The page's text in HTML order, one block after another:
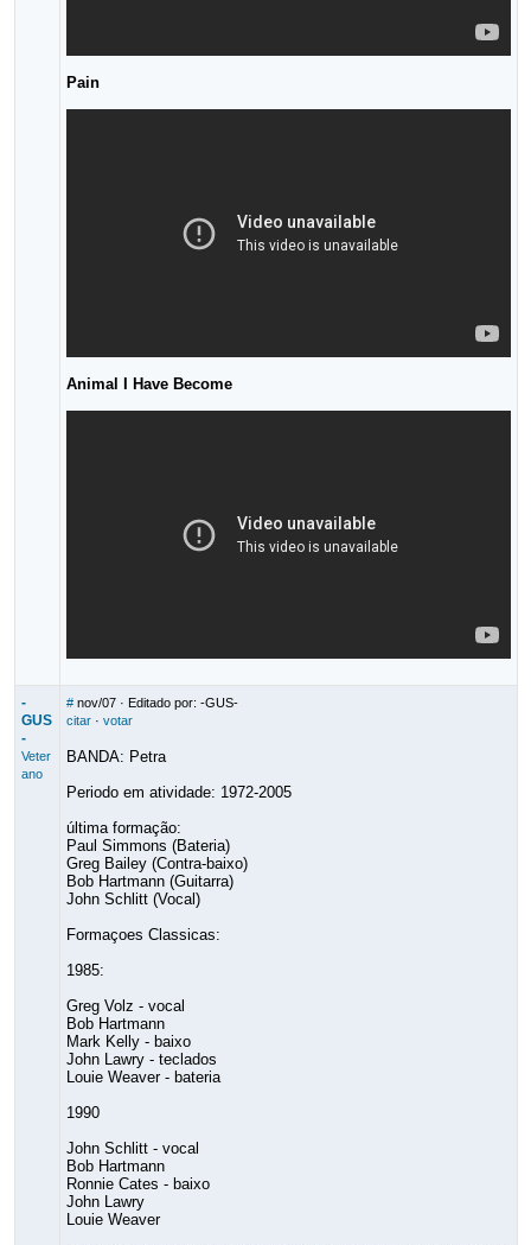
Pain
Animal I Have Become
-
GUS
-
Veter
ano
# nov/07· Editado por: -GUS-
citar· votar
BANDA: Petra
Periodo em atividade: 1972-2005
última formação:
Paul Simmons (Bateria)
Greg Bailey (Contra-baixo)
Bob Hartmann (Guitarra)
John Schlitt (Vocal)
Formaçoes Classicas:
1985:
Greg Volz - vocal
Bob Hartmann
Mark Kelly - baixo
John Lawry - teclados
Louie Weaver - bateria
1990
John Schlitt - vocal
Bob Hartmann
Ronnie Cates - baixo
John Lawry
Louie Weaver